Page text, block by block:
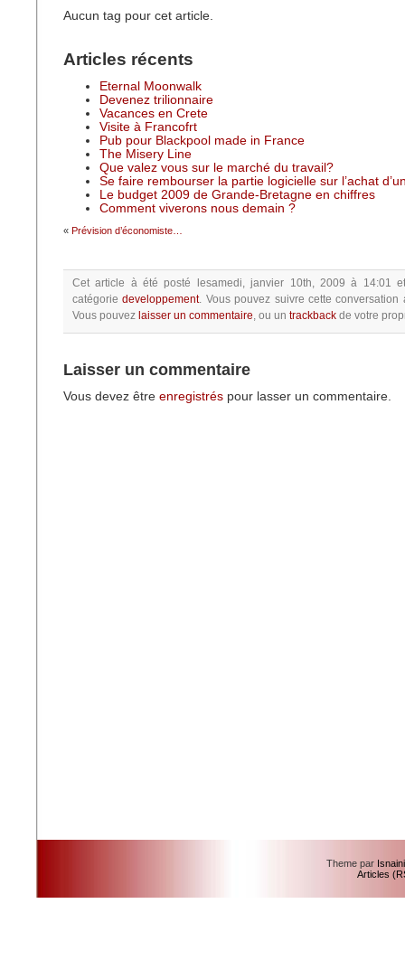
Aucun tag pour cet article.
Articles récents
Eternal Moonwalk
Devenez trilionnaire
Vacances en Crete
Visite à Francofrt
Pub pour Blackpool made in France
The Misery Line
Que valez vous sur le marché du travail?
Se faire rembourser la partie logicielle sur l’achat
Le budget 2009 de Grande-Bretagne en chiffres
Comment viverons nous demain ?
« Prévision d’économiste…
Cet article à été posté lesamedi, janvier 10th, 2009 à 14:01
catégorie developpement. Vous pouvez suivre cette conversation
Vous pouvez laisser un commentaire, ou un trackback de votre
Laisser un commentaire
Vous devez être enregistrés pour lasser un commentaire.
Theme par
Articles